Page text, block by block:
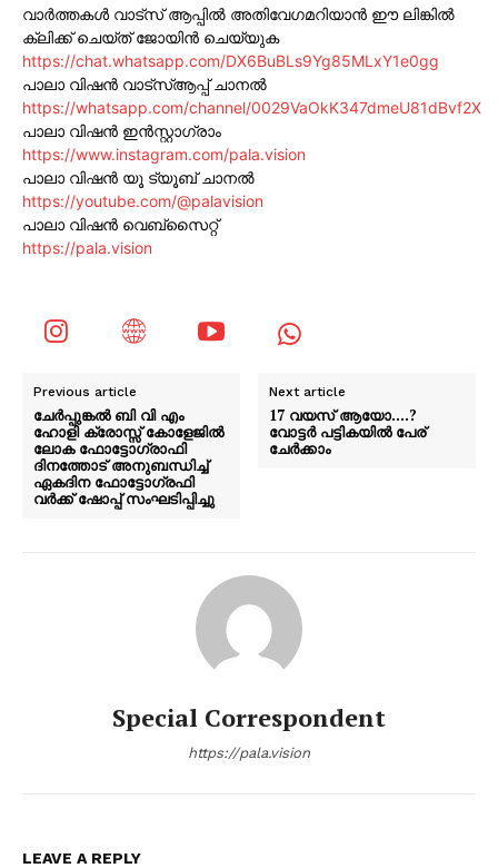
വാർത്തകൾ വാട്സ് ആപ്പിൽ അതിവേഗമറിയാൻ ഈ ലിങ്കിൽ
ക്ലിക്ക് ചെയ്ത് ജോയിൻ ചെയ്യുക
https://chat.whatsapp.com/DX6BuBLs9Yg85MLxY1e0gg
പാലാ വിഷൻ വാട്സ്ആപ്പ് ചാനൽ
https://whatsapp.com/channel/0029VaOkK347dmeU81dBvf2X
പാലാ വിഷൻ ഇൻസ്റ്റാഗ്രാം
https://www.instagram.com/pala.vision
പാലാ വിഷൻ യൂ ട്യൂബ് ചാനൽ
https://youtube.com/@palavision
പാലാ വിഷൻ വെബ്സൈറ്റ്
https://pala.vision
Previous article
ചേർപ്പുങ്കൽ ബി വി എം
ഹോളി ക്രോസ്സ് കോളേജിൽ
ലോക ഫോട്ടോഗ്രാഫി
ദിനത്തോട് അനുബന്ധിച്ച്
ഏകദിന ഫോട്ടോ​ഗ്രഫി
വർക്ക്‌ ഷോപ്പ് സംഘടിപ്പിച്ചു
Next article
17 വയസ് ആയോ….?
വോട്ടർ പട്ടികയിൽ പേര്
ചേർക്കാം
Special Correspondent
https://pala.vision
LEAVE A REPLY